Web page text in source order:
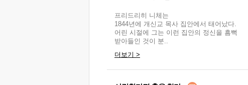
프리드리히 니체는
1844년에 개신교 목사 집안에서 태어났다.
어린 시절에 그는 이런 집안의 정신을 흠뻑
받아들인 것이 분..
더보기 >